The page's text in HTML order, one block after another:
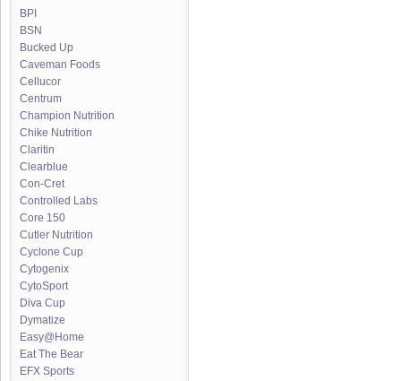
BPI
BSN
Bucked Up
Caveman Foods
Cellucor
Centrum
Champion Nutrition
Chike Nutrition
Claritin
Clearblue
Con-Cret
Controlled Labs
Core 150
Cutler Nutrition
Cyclone Cup
Cytogenix
CytoSport
Diva Cup
Dymatize
Easy@Home
Eat The Bear
EFX Sports